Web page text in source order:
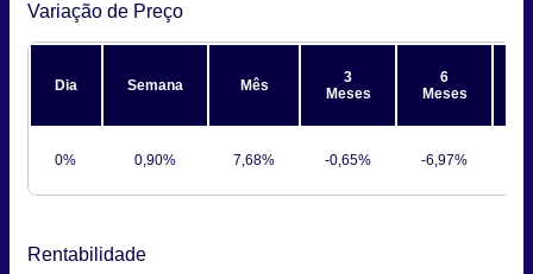
Variação de Preço
Dia Semana Mês
3
Meses
6
Meses
0% 0,90% 7,68% -0,65% -6,97%
Rentabilidade